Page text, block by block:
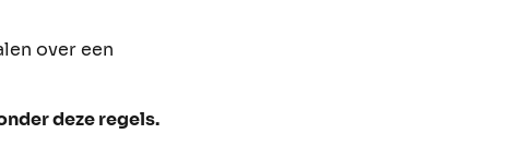
over een
deze regels.